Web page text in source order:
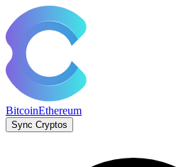
BitcoinEthereum
Sync Cryptos